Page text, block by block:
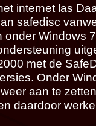
internet las
safedisc
Windows
met de
Onder
aan te
daardoor